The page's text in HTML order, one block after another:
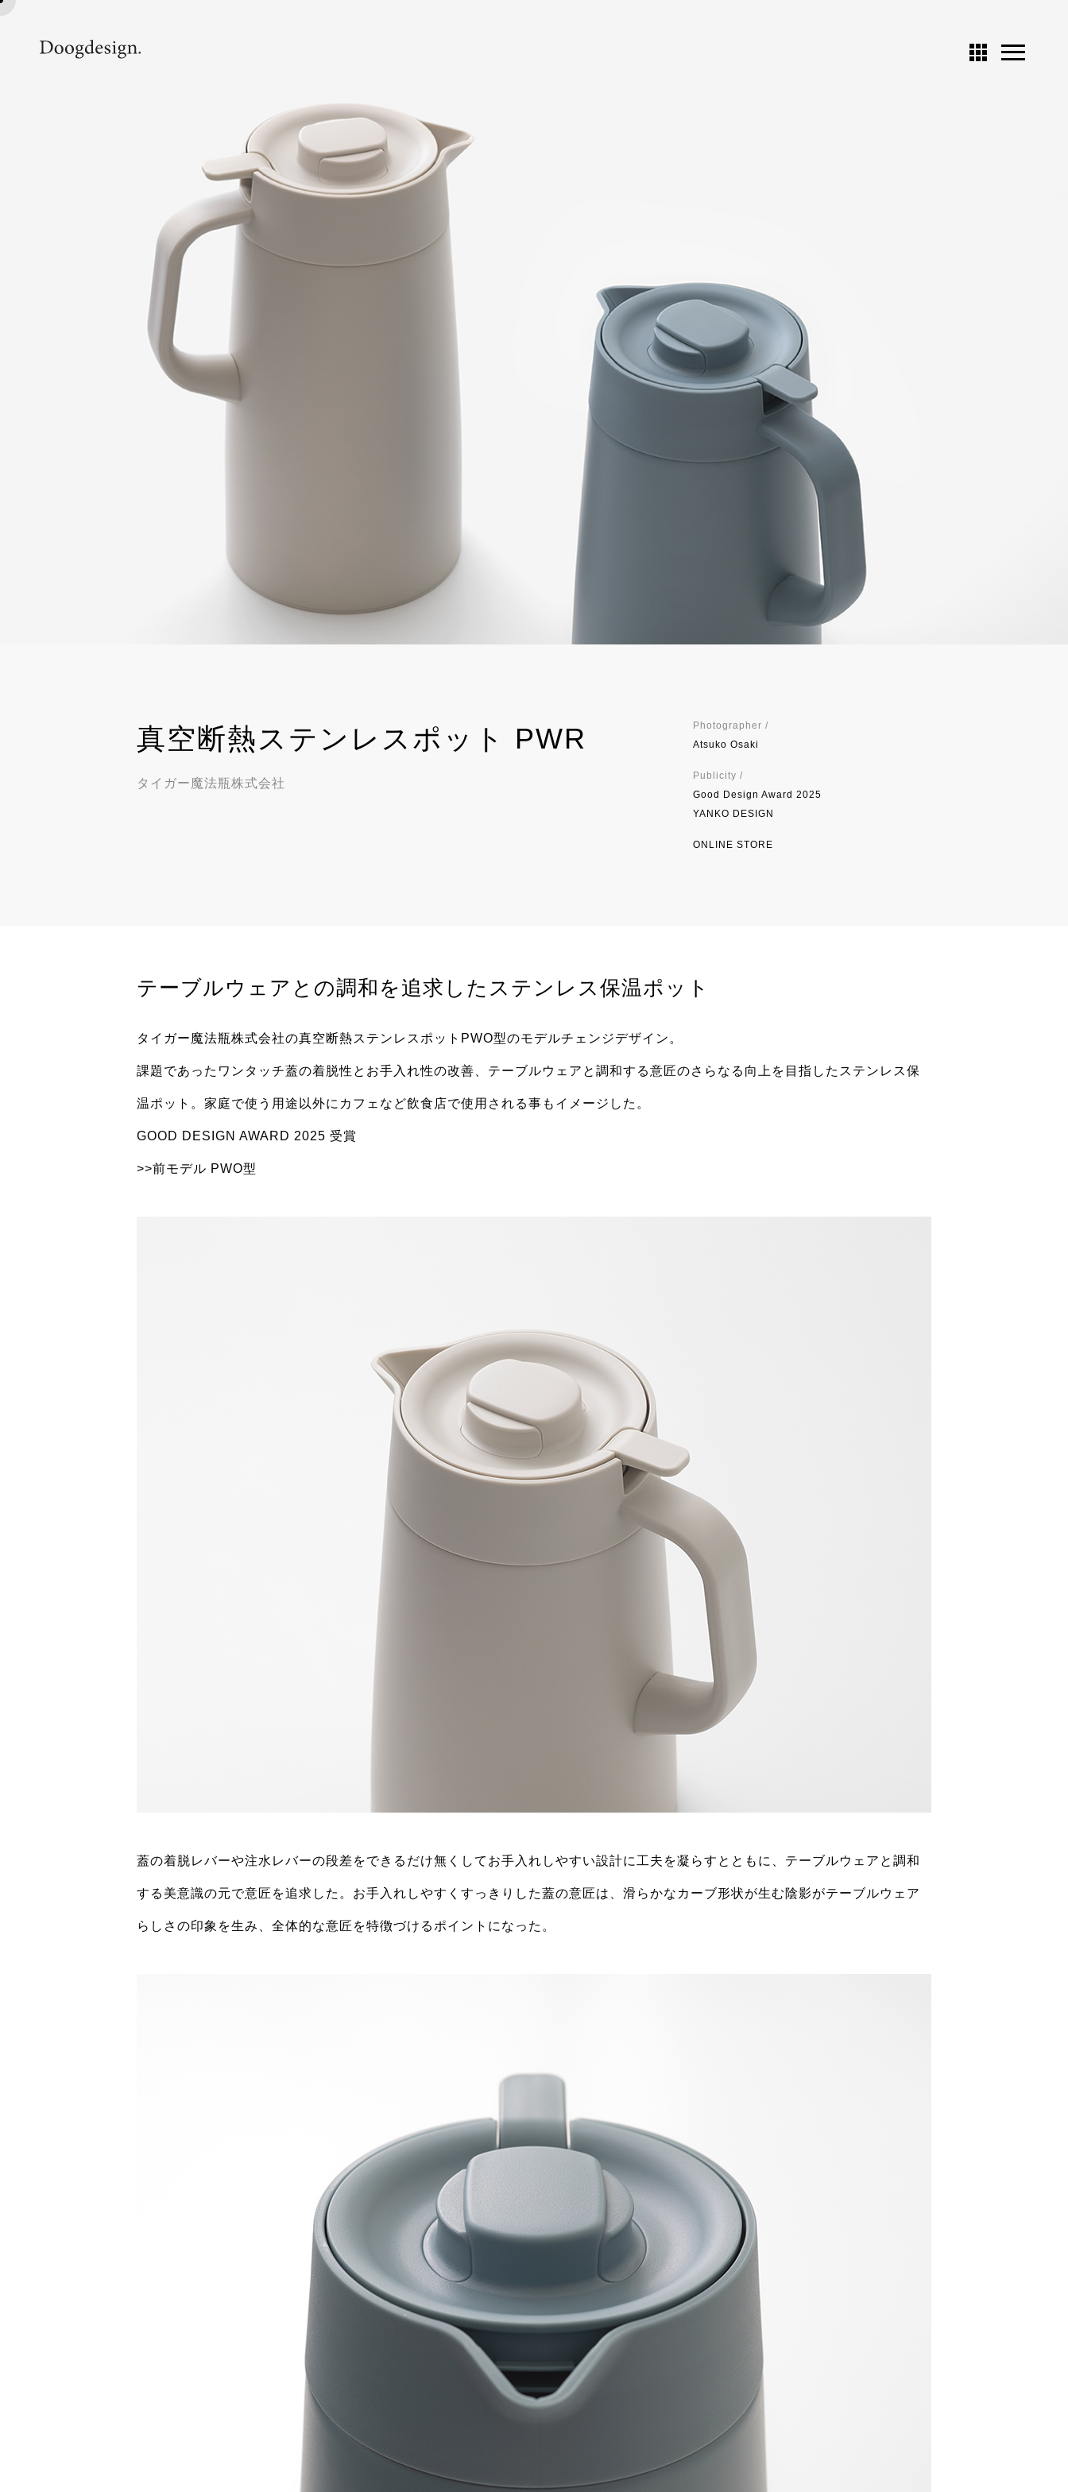
真空断熱ステンレスポット PWR
真空断熱ステンレスポット PWR
タイガー魔法瓶株式会社
Photographer /
Atsuko Osaki
Publicity /
Good Design Award 2025
YANKO DESIGN
ONLINE STORE
テーブルウェアとの調和を追求したステンレス保温ポット
タイガー魔法瓶株式会社の真空断熱ステンレスポットPWO型のモデルチェンジデザイン。
課題であったワンタッチ蓋の着脱性とお手入れ性の改善、テーブルウェアと調和する意匠のさらなる向上を目指したステンレス保
温ポット。家庭で使う用途以外にカフェなど飲食店で使用される事もイメージした。
GOOD DESIGN AWARD 2025 受賞
>>前モデル PWO型
蓋の着脱レバーや注水レバーの段差をできるだけ無くしてお手入れしやすい設計に工夫を凝らすとともに、テーブルウェアと調和
する美意識の元で意匠を追求した。お手入れしやすくすっきりした蓋の意匠は、滑らかなカーブ形状が生む陰影がテーブルウェア
らしさの印象を生み、全体的な意匠を特徴づけるポイントになった。